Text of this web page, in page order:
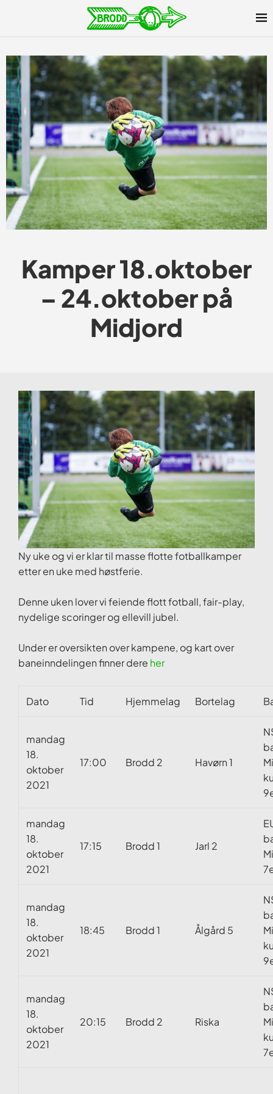
Kamper 18.oktober
– 24.oktober på
Midjord
Ny uke og vi er klar til masse flotte fotballkamper
etter en uke med høstferie.
Denne uken lover vi feiende flott fotball, fair-play,
nydelige scoringer og ellevill jubel.
Under er oversikten over kampene, og kart over
baneinndelingen finner dere her
Dato Tid Hjemmelag Bortelag
mandag
18.
oktober
2021
17:00 Brodd 2 Havørn 1
mandag
18.
oktober
2021
17:15 Brodd 1 Jarl 2
mandag
18.
oktober
2021
18:45 Brodd 1 Ålgård 5
mandag
18.
oktober
2021
20:15 Brodd 2 Riska